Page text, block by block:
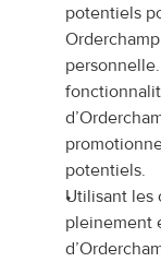
potentiels
potentiels.
Utilisant les
pleinement